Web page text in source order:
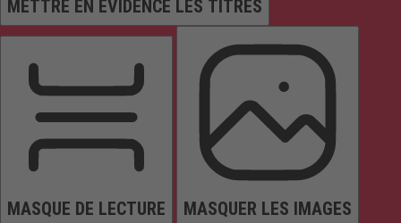
METTRE EN ÉVIDENCE LES TITRES
MASQUE DE LECTURE MASQUER LES IMAGES